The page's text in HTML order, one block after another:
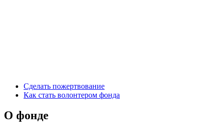
Сделать пожертвование
Как стать волонтером фонда
О фонде